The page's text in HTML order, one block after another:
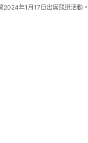
年1月17日出席競選活動。